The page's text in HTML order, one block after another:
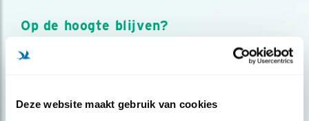
Deze website maakt gebruik van cookies
Op de hoogte blijven?
Meld je aan en ontvang nieuws, inspiratie, acties en tips
over vogels en activiteiten van Vogelbescherming.